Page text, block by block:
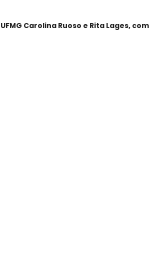
Carolina Ruoso e Rita Lages, com